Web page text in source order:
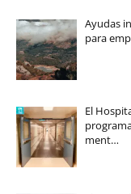
Ayudas
para
El
ment…